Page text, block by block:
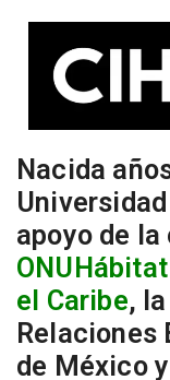
Nacida
apoyo de
el Caribe,
Relaciones
de México